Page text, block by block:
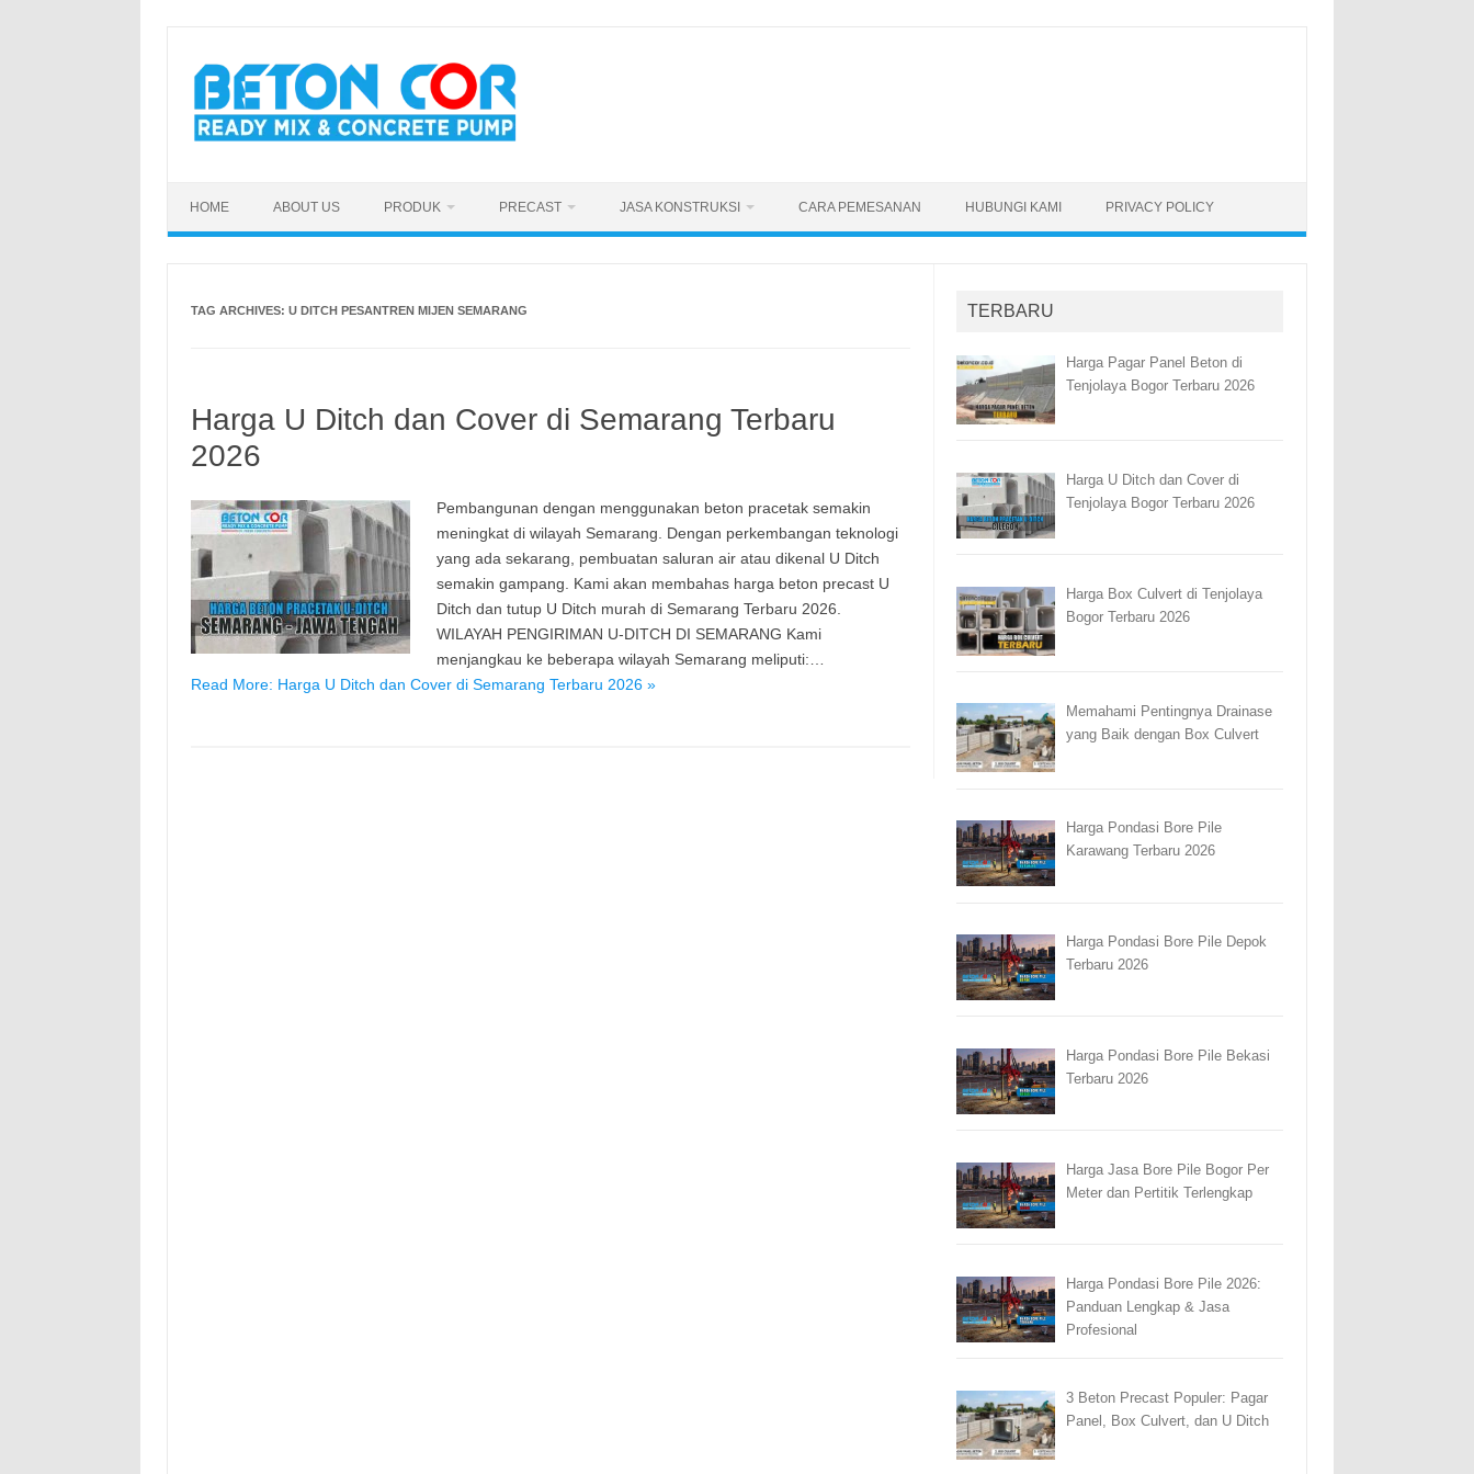
content
HOME ABOUT US PRODUK PRECAST JASA KONSTRUKSI CARA PEMESANAN HUBUNGI KAMI PRIVACY POLICY
TAG ARCHIVES: U DITCH PESANTREN MIJEN SEMARANG
Harga U Ditch dan Cover di Semarang Terbaru
2026
Pembangunan dengan menggunakan beton pracetak semakin
meningkat di wilayah Semarang. Dengan perkembangan teknologi
yang ada sekarang, pembuatan saluran air atau dikenal U Ditch
semakin gampang. Kami akan membahas harga beton precast U
Ditch dan tutup U Ditch murah di Semarang Terbaru 2026.
WILAYAH PENGIRIMAN U-DITCH DI SEMARANG Kami
menjangkau ke beberapa wilayah Semarang meliputi:…
Read More: Harga U Ditch dan Cover di Semarang Terbaru 2026 »
TERBARU
Harga Pagar Panel Beton di
Tenjolaya Bogor Terbaru 2026
Harga U Ditch dan Cover di
Tenjolaya Bogor Terbaru 2026
Harga Box Culvert di Tenjolaya
Bogor Terbaru 2026
Memahami Pentingnya Drainase
yang Baik dengan Box Culvert
Harga Pondasi Bore Pile
Karawang Terbaru 2026
Harga Pondasi Bore Pile Depok
Terbaru 2026
Harga Pondasi Bore Pile Bekasi
Terbaru 2026
Harga Jasa Bore Pile Bogor Per
Meter dan Pertitik Terlengkap
Harga Pondasi Bore Pile 2026:
Panduan Lengkap & Jasa
Profesional
3 Beton Precast Populer: Pagar
Panel, Box Culvert, dan U Ditch